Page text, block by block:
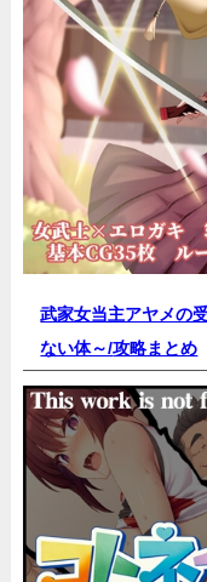
武家女当主アヤメの
ない体～/攻略まとめ